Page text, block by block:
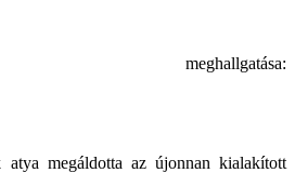
atya megáldotta az újonnan kialakított